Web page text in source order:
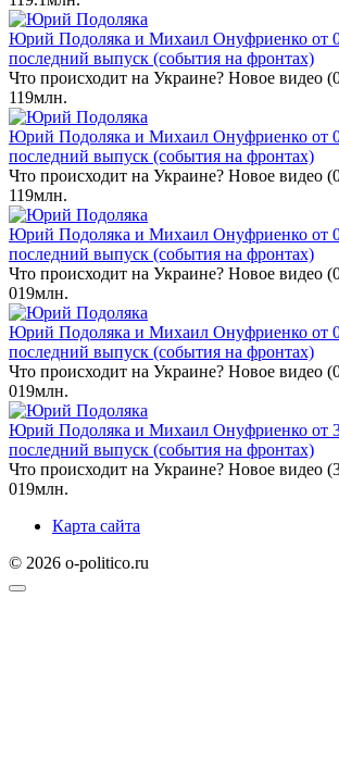
Юрий Подоляка и Михаил Онуфриенко от
последний выпуск (события на фронтах)
Что происходит на Украине? Новое видео
119млн.
Юрий Подоляка и Михаил Онуфриенко от
последний выпуск (события на фронтах)
Что происходит на Украине? Новое видео
119млн.
Юрий Подоляка и Михаил Онуфриенко от
последний выпуск (события на фронтах)
Что происходит на Украине? Новое видео
019млн.
Юрий Подоляка и Михаил Онуфриенко от
последний выпуск (события на фронтах)
Что происходит на Украине? Новое видео
019млн.
Юрий Подоляка и Михаил Онуфриенко от
последний выпуск (события на фронтах)
Что происходит на Украине? Новое видео
019млн.
Карта сайта
© 2026 o-politico.ru